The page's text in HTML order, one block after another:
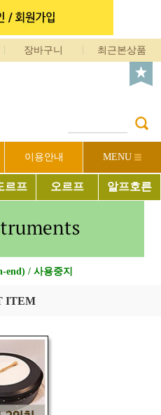
장바구니 최근본상품
이용안내 MENU
르프 오르프 알프호른
end) / 사용중지
ITEM